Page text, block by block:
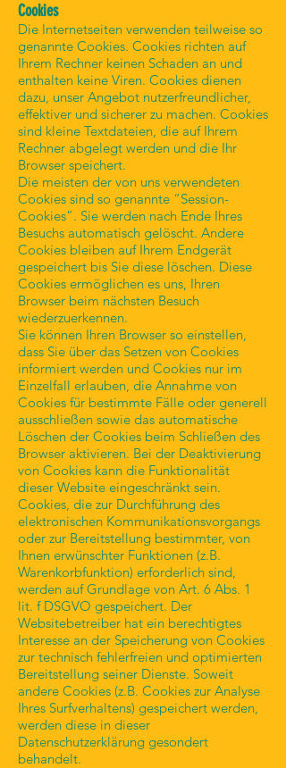
Cookies
Die Internetseiten verwenden teilweise so
genannte Cookies. Cookies richten auf
Ihrem Rechner keinen Schaden an und
enthalten keine Viren. Cookies dienen
dazu, unser Angebot nutzerfreundlicher,
effektiver und sicherer zu machen. Cookies
sind kleine Textdateien, die auf Ihrem
Rechner abgelegt werden und die Ihr
Browser speichert.
Die meisten der von uns verwendeten
Cookies sind so genannte “Session-
Cookies”. Sie werden nach Ende Ihres
Besuchs automatisch gelöscht. Andere
Cookies bleiben auf Ihrem Endgerät
gespeichert bis Sie diese löschen. Diese
Cookies ermöglichen es uns, Ihren
Browser beim nächsten Besuch
wiederzuerkennen.
Sie können Ihren Browser so einstellen,
dass Sie über das Setzen von Cookies
informiert werden und Cookies nur im
Einzelfall erlauben, die Annahme von
Cookies für bestimmte Fälle oder generell
ausschließen sowie das automatische
Löschen der Cookies beim Schließen des
Browser aktivieren. Bei der Deaktivierung
von Cookies kann die Funktionalität
dieser Website eingeschränkt sein.
Cookies, die zur Durchführung des
elektronischen Kommunikationsvorgangs
oder zur Bereitstellung bestimmter, von
Ihnen erwünschter Funktionen (z.B.
Warenkorbfunktion) erforderlich sind,
werden auf Grundlage von Art. 6 Abs. 1
lit. f DSGVO gespeichert. Der
Websitebetreiber hat ein berechtigtes
Interesse an der Speicherung von Cookies
zur technisch fehlerfreien und optimierten
Bereitstellung seiner Dienste. Soweit
andere Cookies (z.B. Cookies zur Analyse
Ihres Surfverhaltens) gespeichert werden,
werden diese in dieser
Datenschutzerklärung gesondert
behandelt.